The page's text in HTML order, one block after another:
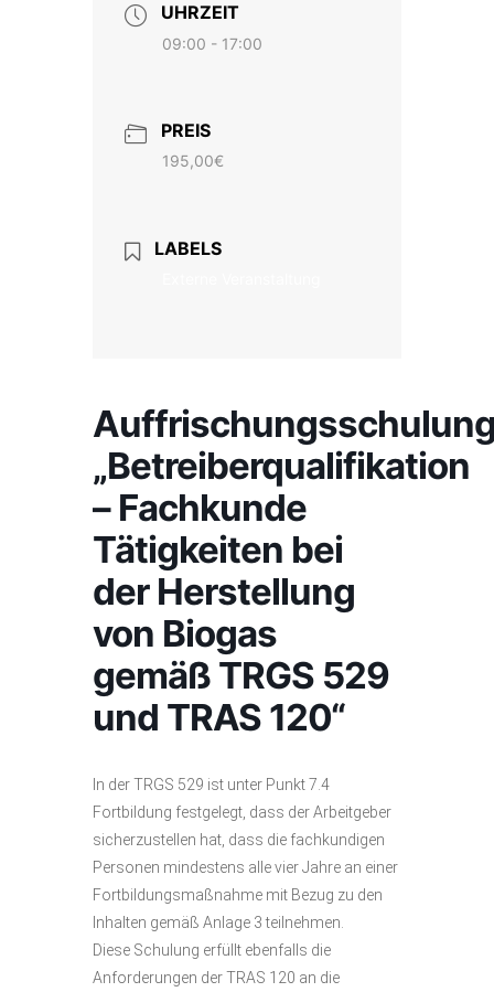
UHRZEIT
09:00 - 17:00
PREIS
195,00€
LABELS
„Betreiberqualifikation
– Fachkunde
Tätigkeiten bei
der Herstellung
von Biogas
gemäß TRGS 529
und TRAS 120“
In der TRGS 529 ist unter Punkt 7.4
Fortbildung festgelegt, dass der Arbeitgeber
sicherzustellen hat, dass die fachkundigen
Personen mindestens alle vier Jahre an einer
Fortbildungsmaßnahme mit Bezug zu den
Inhalten gemäß Anlage 3 teilnehmen.
Diese Schulung erfüllt ebenfalls die
Anforderungen der TRAS 120 an die